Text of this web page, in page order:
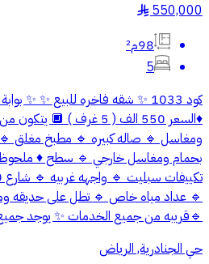
550,000
§
98م²
5
♦️السعر 550 الف ( 5 غرف )
بحمام ومغاسل خارجي 🔹 سطح ♦️
🔹 عداد مياه خاص 🔹 تطل على حديقه
🔹قريبه من جميع الخدمات ✨ يوجد
حي الجنادرية, الرياض